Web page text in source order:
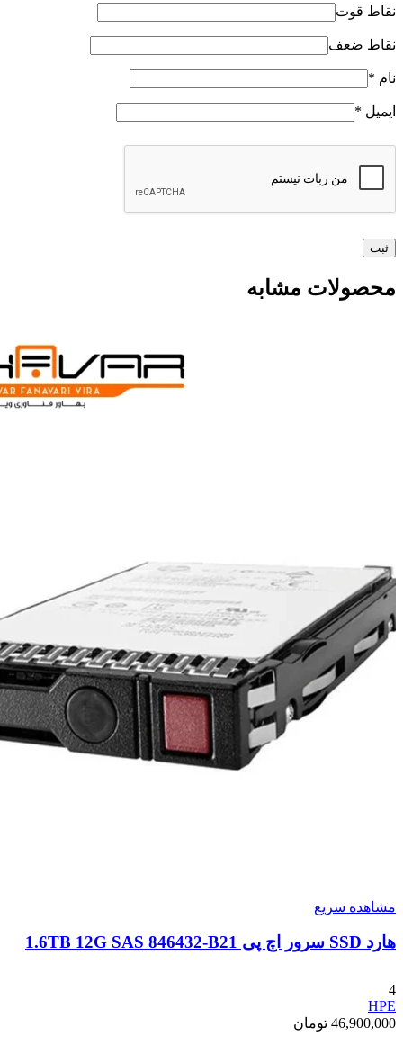
نقاط قوت
نقاط ضعف
نام *
ایمیل *
محصولات مشابه
مشاهده سریع
هارد SSD سرور اچ پی 1.6TB 12G SAS 846432-B21
4
HPE
46,900,000 تومان